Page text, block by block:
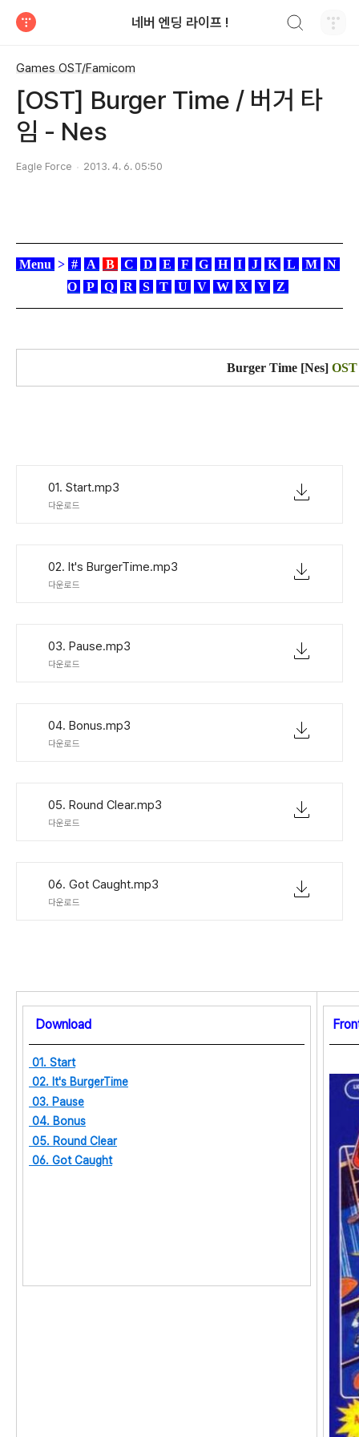
네버 엔딩 라이프 !
Games OST/Famicom
[OST] Burger Time / 버거 타
임 - Nes
Eagle Force 2013. 4. 6. 05:50
Menu > # A B C D E F G H I J K L M
N
O
P Q R S T U V W X Y Z
Burger Time [Nes] OST
01. Start.mp3
다운로드
02. It's BurgerTime.mp3
다운로드
03. Pause.mp3
다운로드
04. Bonus.mp3
다운로드
05. Round Clear.mp3
다운로드
06. Got Caught.mp3
다운로드
Download
01. Start
02. It's BurgerTime
03. Pause
04. Bonus
05. Round Clear
06. Got Caught